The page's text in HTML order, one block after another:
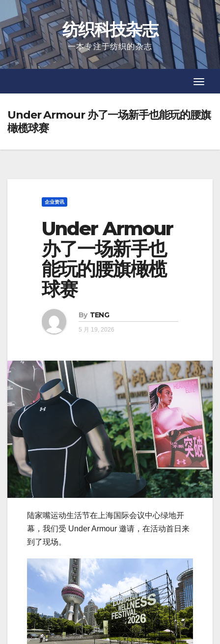
to
content
纺织科技杂志
一本专注于纺织的杂志
Under Armour 办了一场新手也能玩的腰旗
橄榄球赛
企业资讯
Under Armour
办了一场新手也
能玩的腰旗橄榄
球赛
By TENG
5 月 19, 2026
陆家嘴运动生活节在上海国际会议中心绿地开
幕，我们受 Under Armour 邀请，在活动首日来
到了现场。